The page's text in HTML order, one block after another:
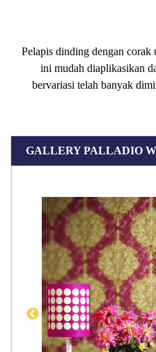
Pelapis dinding dengan
ini mudah diaplikasikan
bervariasi telah banyak
GALLERY PALLADIO